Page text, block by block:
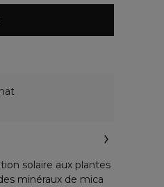
solaire aux plantes
minéraux de mica